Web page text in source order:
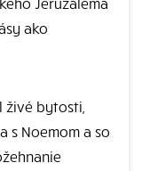
ako
živé bytosti,
s Noemom a so